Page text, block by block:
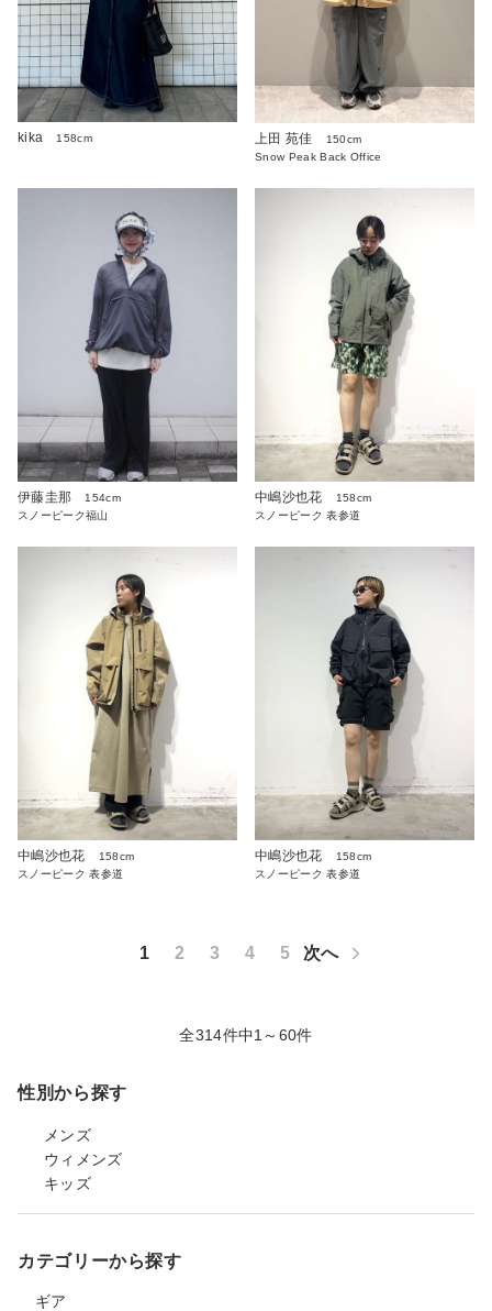
kika 158cm 上田 苑佳
150cm
Snow Peak Back Office
伊藤圭那
154cm
スノーピーク福山
中嶋沙也花
158cm
スノーピーク 表参道
中嶋沙也花
158cm
スノーピーク 表参道
中嶋沙也花
158cm
スノーピーク 表参道
1 2 3 4 5 次へ
全314件中1～60件
性別から探す
メンズ
ウィメンズ
キッズ
カテゴリーから探す
ギア